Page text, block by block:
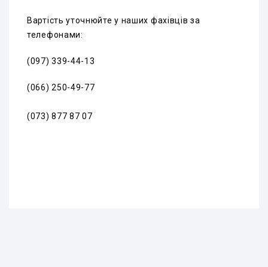
Вартість уточнюйте у наших фахівців за
телефонами:
(097) 339-44-13
(066) 250-49-77
(073) 877 87 07